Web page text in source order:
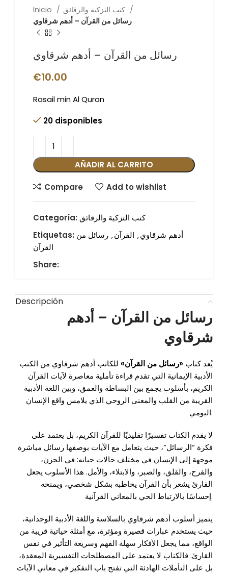
Inicio
رسائل من القرآن – أدهم شرقاوي
رسائل من القرآن – أدهم شرقاوي
€10.00
Rasail min Al Quran
20 disponibles
AÑADIR AL CARRITO
Compare Add to wishlist
Categoría: كتب التزكية والرقائق
Etiquetas:
أدهم شرقاوي, القرآن, رسائل من
القرآن
Share:
Descripción
رسائل من القرآن – أدهم
شرقاوي
يُعد كتاب «رسائل من القرآن» للكاتب أدهم شرقاوي من الكتب
الأدبية الإيمانية التي تقدم قراءة تأملية معاصرة لآيات القرآن
الكريم، بأسلوب يجمع بين البساطة والعمق، وبين اللغة الأدبية
القريبة من القلب والمعنى الروحي الذي يلامس واقع الإنسان
اليومي.
لا يقدم الكتاب تفسيرًا تقليديًا للقرآن الكريم، بل يعتمد على
فكرة “الرسائل”، حيث يتعامل مع الآيات بوصفها رسائل مباشرة
موجهة إلى الإنسان في مختلف حالات حياته: في الحزن،
والفرح، والقلق، والصبر، والابتلاء، والأمل. هذا الأسلوب يجعل
القارئ يشعر بأن القرآن يخاطبه بشكل شخصي، ويمنحه
إحساسًا بالارتباط الحي بالمعاني القرآنية.
يتميز أسلوب أدهم شرقاوي بالسلاسة واللغة الأدبية الوجدانية،
حيث يستخدم عبارات قصيرة ومؤثرة، مع أمثلة حياتية قريبة من
الواقع، مما يجعل الأفكار سهلة الفهم وسريعة التأثير في نفس
القارئ. فالكتاب لا يعتمد على المصطلحات التفسيرية المعقدة،
بل على التأملات الهادئة التي تفتح باب التفكير في معاني الآيات